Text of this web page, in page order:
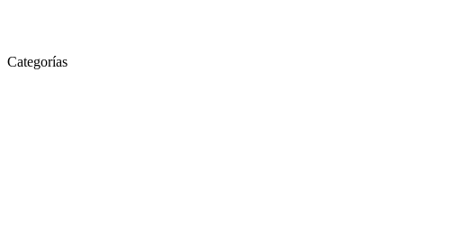
Categorías